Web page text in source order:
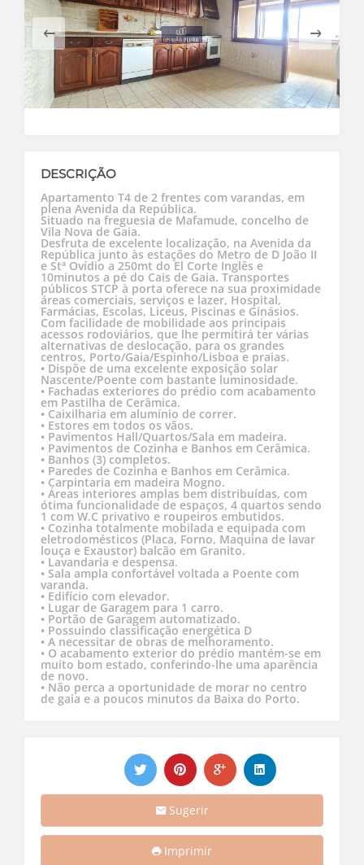
DESCRIÇÃO
Apartamento T4 de 2 frentes com varandas, em
plena Avenida da República.
Situado na freguesia de Mafamude, concelho de
Vila Nova de Gaia.
Desfruta de excelente localização, na Avenida da
República junto às estações do Metro de D João II
e Stª Ovídio a 250mt do El Corte Inglês e
10minutos a pé do Cais de Gaia. Transportes
públicos STCP à porta oferece na sua proximidade
áreas comerciais, serviços e lazer, Hospital,
Farmácias, Escolas, Liceus, Piscinas e Ginásios.
Com facilidade de mobilidade aos principais
acessos rodoviários, que lhe permitirá ter várias
alternativas de deslocação, para os grandes
centros, Porto/Gaia/Espinho/Lisboa e praias.
• Dispõe de uma excelente exposição solar
Nascente/Poente com bastante luminosidade.
• Fachadas exteriores do prédio com acabamento
em Pastilha de Cerâmica.
• Caixilharia em alumínio de correr.
• Estores em todos os vãos.
• Pavimentos Hall/Quartos/Sala em madeira.
• Pavimentos de Cozinha e Banhos em Cerâmica.
• Banhos (3) completos.
• Paredes de Cozinha e Banhos em Cerâmica.
• Carpintaria em madeira Mogno.
• Áreas interiores amplas bem distribuídas, com
ótima funcionalidade de espaços, 4 quartos sendo
1 com W.C privativo e roupeiros embutidos.
• Cozinha totalmente mobilada e equipada com
eletrodomésticos (Placa, Forno, Maquina de lavar
louça e Exaustor) balcão em Granito.
• Lavandaria e despensa.
• Sala ampla confortável voltada a Poente com
varanda.
• Edifício com elevador.
• Lugar de Garagem para 1 carro.
• Portão de Garagem automatizado.
• Possuindo classificação energética D
• A necessitar de obras de melhoramento.
• O acabamento exterior do prédio mantém-se em
muito bom estado, conferindo-lhe uma aparência
de novo.
• Não perca a oportunidade de morar no centro
de gaia e a poucos minutos da Baixa do Porto.
Sugerir
Imprimir